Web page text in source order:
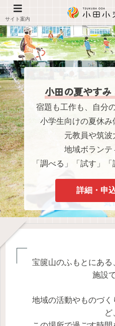
小田の夏やす
宿題も工作も、自分
小学生向けの夏休み
元教員や筑波
地域ボランテ
「調べる」「試す」
詳細・申
宝篋山のふもとにあ
施設
地域の活動やものづ
ど